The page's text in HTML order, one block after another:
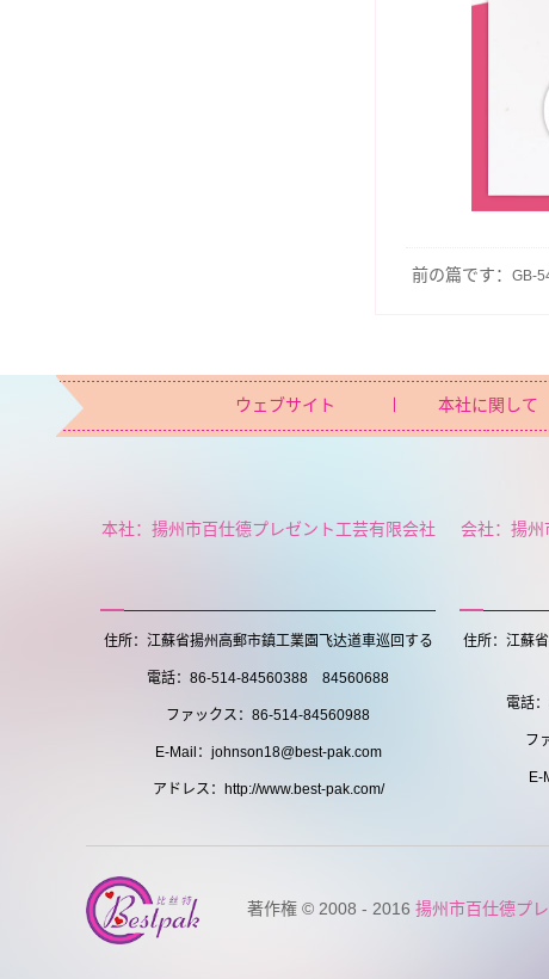
前の篇です： GB-
ウェブサイト 本社に関して
本社：揚州市百仕德プレゼント工芸有限会社
住所：江蘇省揚州高郵市鎮工業園飞达道車巡回する
電話：86-514-84560388 84560688
ファックス：86-514-84560988
E-Mail：johnson18@best-pak.com
アドレス：http://www.best-pak.com/
会社：揚州
住所：江蘇
電話
フ
E-
著作権 © 2008 - 2016 揚州市百仕德プ